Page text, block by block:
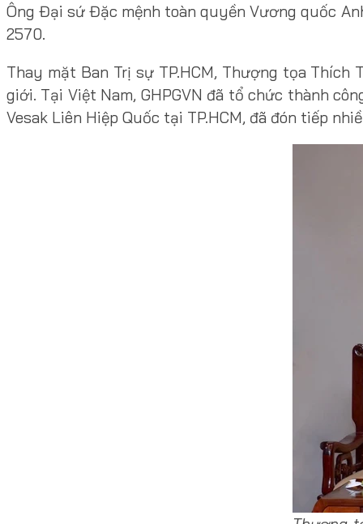
Ông Đại sứ Đặc mệnh toàn quyền Vương quốc
2570.
Thay mặt Ban Trị sự TP.HCM, Thượng tọa
giới. Tại Việt Nam, GHPGVN đã tổ chức thành
Vesak Liên Hiệp Quốc tại TP.HCM, đã đón tiếp